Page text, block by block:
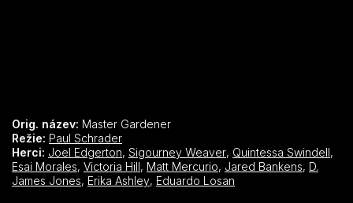
Orig. název: Master Gardener
Režie: Paul Schrader
Herci: Joel Edgerton, Sigourney Weaver, Quintessa Swindell,
Esai Morales, Victoria Hill, Matt Mercurio, Jared Bankens, D.
James Jones, Erika Ashley, Eduardo Losan